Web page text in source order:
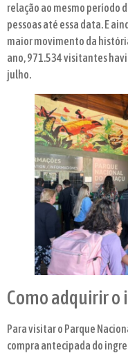
relação ao mesmo período
pessoas até essa data. E
maior movimento da
ano, 971.534 visitantes
julho.
Como adquirir o
Para visitar o Parque
compra antecipada do